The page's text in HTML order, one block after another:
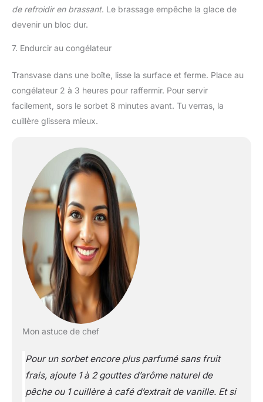
de refroidir en brassant. Le brassage empêche la glace de
devenir un bloc dur.
7. Endurcir au congélateur
Transvase dans une boîte, lisse la surface et ferme. Place au
congélateur 2 à 3 heures pour raffermir. Pour servir
facilement, sors le sorbet 8 minutes avant. Tu verras, la
cuillère glissera mieux.
Mon astuce de chef
Pour un sorbet encore plus parfumé sans fruit
frais, ajoute 1 à 2 gouttes d’arôme naturel de
pêche ou 1 cuillère à café d’extrait de vanille. Et si